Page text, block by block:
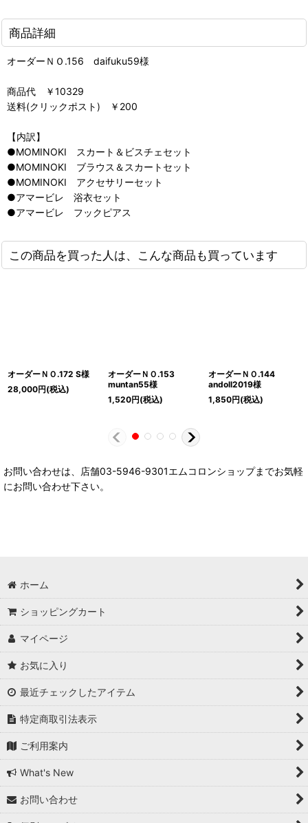
商品詳細
オーダーＮＯ.156 daifuku59様
商品代 ￥10329
送料(クリックポスト) ￥200
【内訳】
●MOMINOKI スカート＆ビスチェセット
●MOMINOKI ブラウス＆スカートセット
●MOMINOKI アクセサリーセット
●アマービレ 浴衣セット
●アマービレ フックピアス
この商品を買った人は、こんな商品も買っています
オーダーＮＯ.172 S様
28,000円(税込)
オーダーＮＯ.153
muntan55様
1,520円(税込)
オーダーＮＯ.144
andoll2019様
1,850円(税込)
お問い合わせは、店舗03-5946-9301エムコロンショップまでお気軽
にお問い合わせ下さい。
ホーム
ショッピングカート
マイページ
お気に入り
最近チェックしたアイテム
特定商取引法表示
ご利用案内
What's New
お問い合わせ